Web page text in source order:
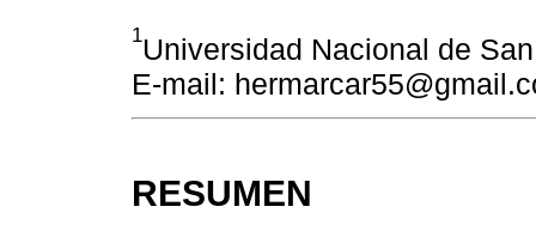
1Universidad Nacional de
E-mail:
RESUMEN